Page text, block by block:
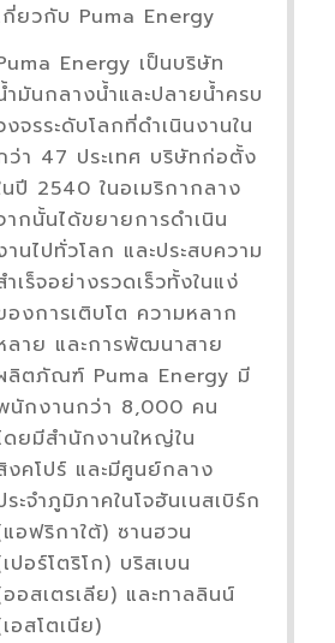
กี่ยวกับ Puma Energy
Energy เป็นบริษัท
ำมันกลางน้ำและปลายน้ำครบ
งจรระดับโลกที่ดำเนินงานใน
ว่า 47 ประเทศ บริษัทก่อตั้ง
นปี 2540 ในอเมริกากลาง
ากนั้นได้ขยายการดำเนิน
านไปทั่วโลก และประสบความ
ำเร็จอย่างรวดเร็วทั้งในแง่
องการเติบโต ความหลาก
ลาย และการพัฒนาสาย
ลิตภัณฑ์ Puma Energy มี
นักงานกว่า 8,000 คน
ดยมีสำนักงานใหญ่ใน
งคโปร์ และมีศูนย์กลาง
ระจำภูมิภาคในโจฮันเนสเบิร์ก
อฟริกาใต้) ซานฮวน
ปอร์โตริโก) บริสเบน
อสเตรเลีย) และทาลลินน์
อสโตเนีย)